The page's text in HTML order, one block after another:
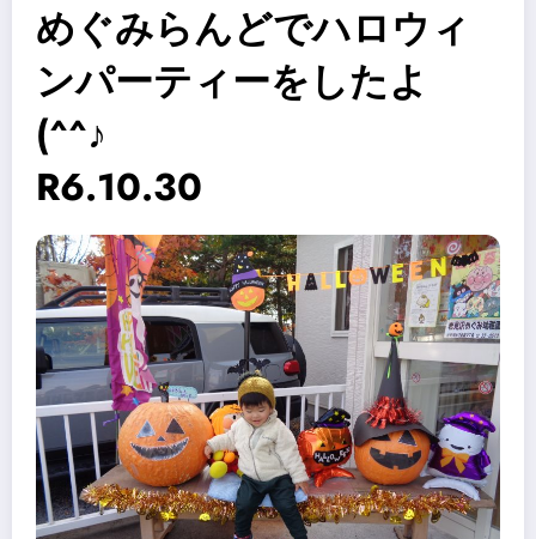
めぐみらんどでハロウィ
ンパーティーをしたよ
(^^♪
R6.10.30